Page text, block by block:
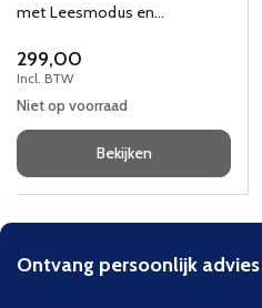
met Leesmodus en
en microfoon
299,00
Incl. BTW
Niet op voorraad
Bekijken
Ontvang persoonlijk